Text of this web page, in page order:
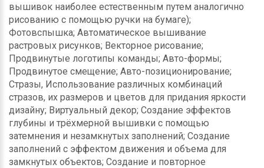
вышивок наиболее естественным путем аналогично
рисованию с помощью ручки на бумаге);
Фотовспышка; Автоматическое вышивание
растровых рисунков; Векторное рисование;
Продвинутые логотипы команды; Авто-формы;
Продвинутое смещение; Авто-позиционирование;
Стразы, Использование различных комбинаций
стразов, их размеров и цветов для придания яркости
дизайну; Виртуальный декор; Создание эффектов
глубины и трёхмерной вышивки с помощью
затемнения и незамкнутых заполнений; Создание
заполнений с эффектом движения и объема для
замкнутых объектов; Создание и повторное